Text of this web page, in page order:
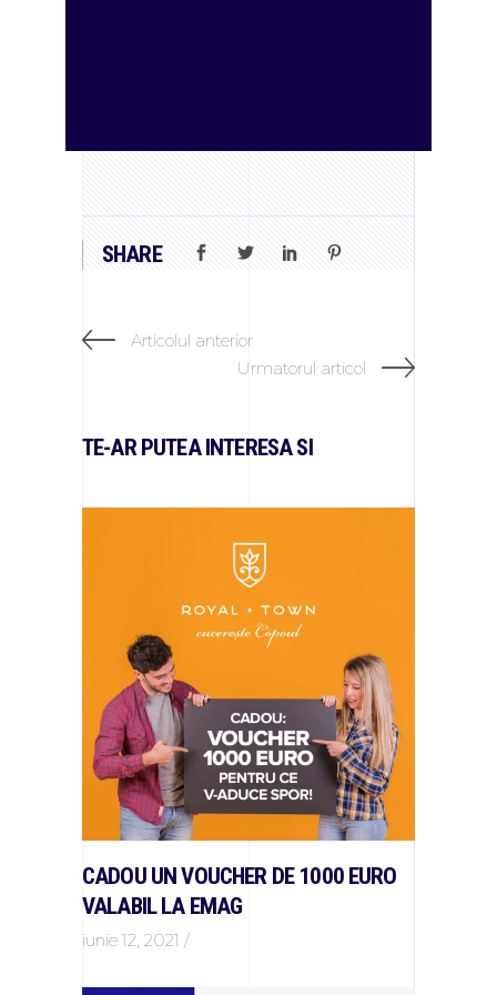
SHARE
Articolul anterior
Urmatorul articol
TE-AR PUTEA INTERESA SI
CADOU UN VOUCHER DE 1000 EURO
VALABIL LA EMAG
iunie 12, 2021